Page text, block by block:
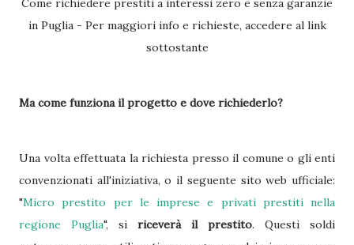
Come richiedere prestiti a interessi zero e senza garanzie
in Puglia - Per maggiori info e richieste, accedere al link
sottostante
Ma come funziona il progetto e dove richiederlo?
Una volta effettuata la richiesta presso il comune o gli enti
convenzionati all'iniziativa, o il seguente sito web ufficiale:
"Micro prestito per le imprese e privati prestiti nella
regione Puglia", si riceverà il prestito. Questi soldi